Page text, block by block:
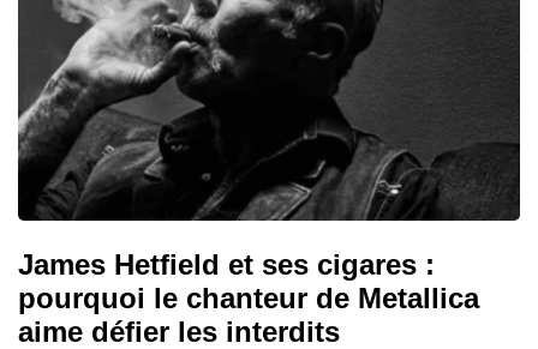
James Hetfield et ses cigares :
pourquoi le chanteur de Metallica
aime défier les interdits